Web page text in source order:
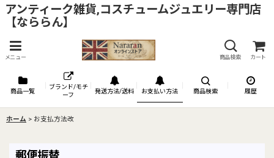
アンティーク雑貨,コスチュームジュエリー専門店
【なららん】
メニュー 商品検索 カート
商品一覧
ブランド/モチ
ーフ
発送方法/送料 お支払い方法 商品検索 履歴
ホーム > お支払方法改
郵便振替